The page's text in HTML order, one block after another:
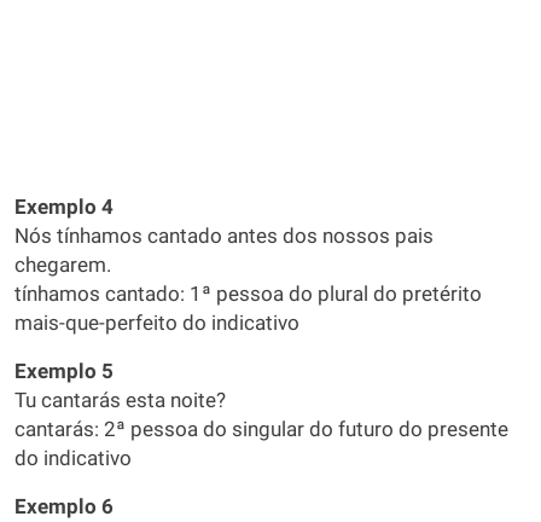
Exemplo 4
Nós tínhamos cantado antes dos nossos pais
chegarem.
tínhamos cantado: 1ª pessoa do plural do pretérito
mais-que-perfeito do indicativo
Exemplo 5
Tu cantarás esta noite?
cantarás: 2ª pessoa do singular do futuro do presente
do indicativo
Exemplo 6